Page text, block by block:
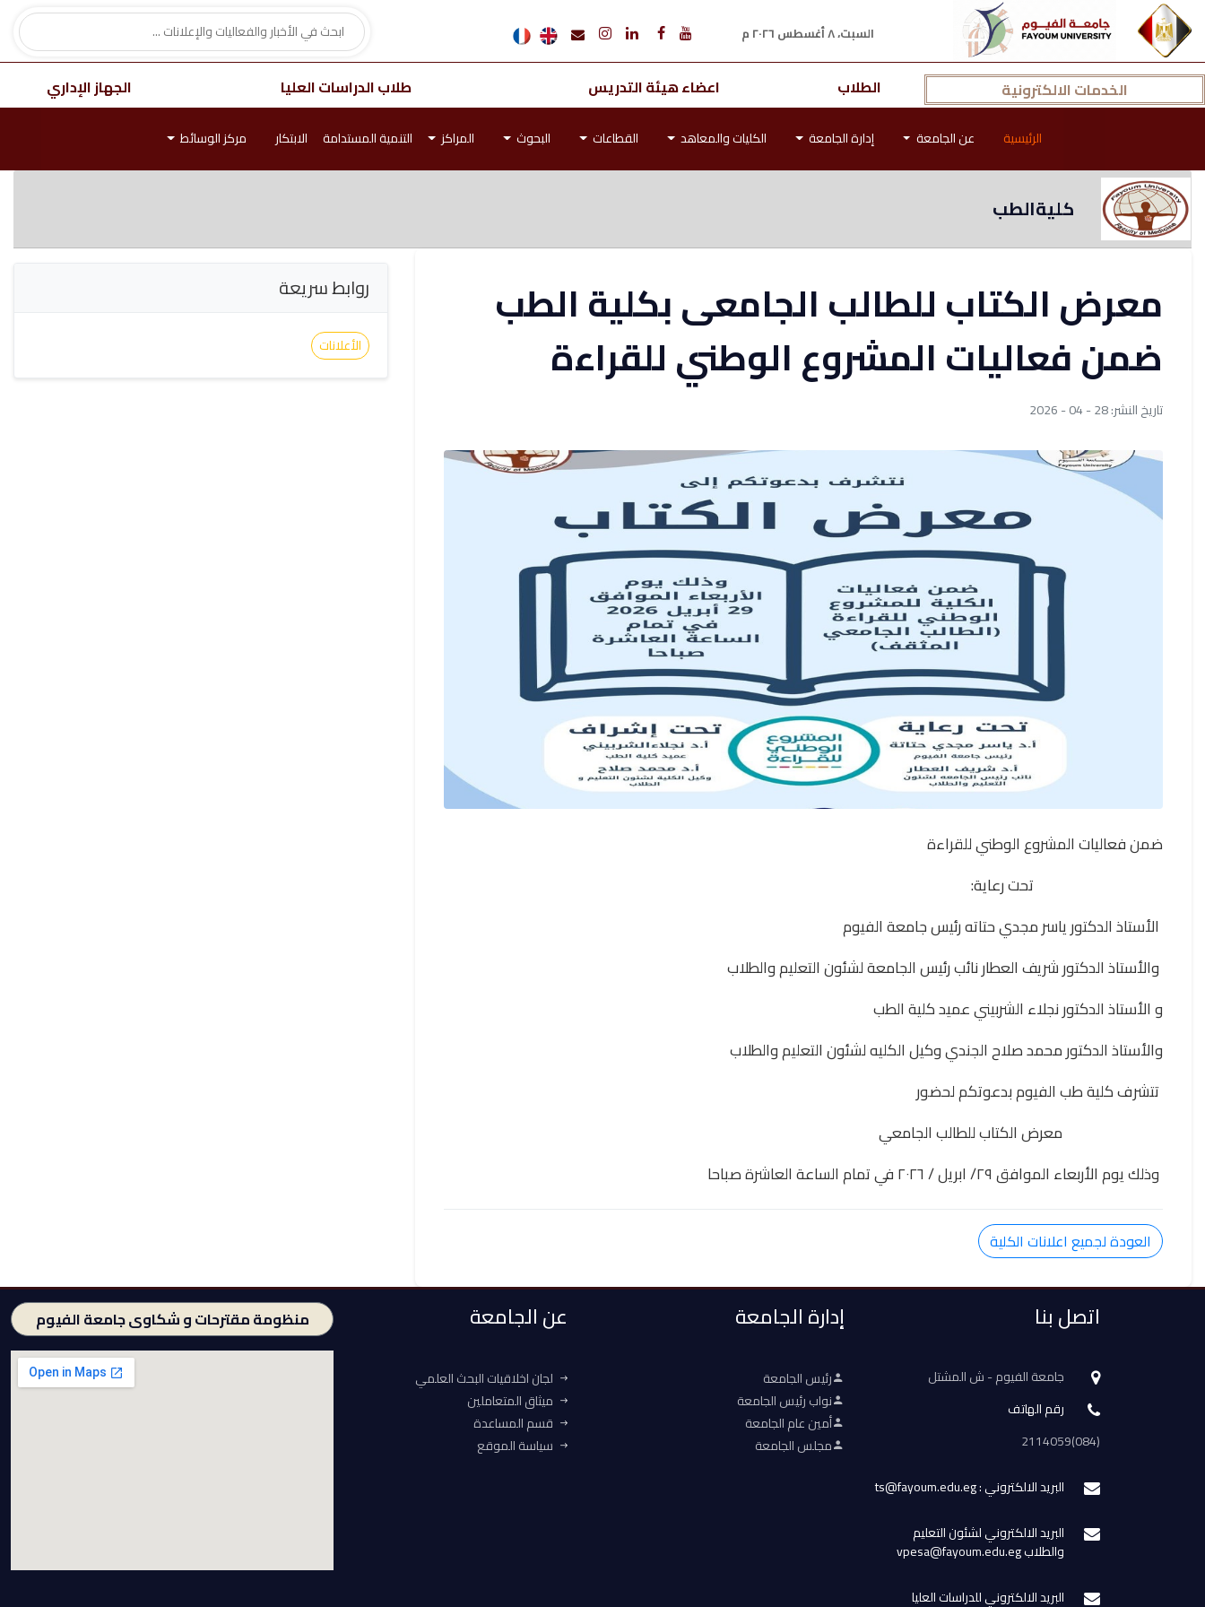
السبت، ٨ أغسطس ٢٠٢٦ م
الخدمات الالكترونية الطلاب اعضاء هيئة التدريس طلاب الدراسات العليا الجهاز الإداري
الرئيسية عن الجامعة إدارة الجامعة الكليات والمعاهد القطاعات البحوث المراكز التنمية المستدامة الابتكار مركز الوسائط
كليةالطب
معرض الكتاب للطالب الجامعى بكلية الطب
ضمن فعاليات المشروع الوطني للقراءة
تاريخ النشر: 28 - 04 - 2026
ضمن فعاليات المشروع الوطني للقراءة
تحت رعاية:
الأستاذ الدكتور ياسر مجدي حتاته رئيس جامعة الفيوم
والأستاذ الدكتور شريف العطار نائب رئيس الجامعة لشئون التعليم والطلاب
و الأستاذ الدكتور نجلاء الشربيني عميد كلية الطب
والأستاذ الدكتور محمد صلاح الجندي وكيل الكليه لشئون التعليم والطلاب
تتشرف كلية طب الفيوم بدعوتكم لحضور
معرض الكتاب للطالب الجامعي
وذلك يوم الأربعاء الموافق ٢٩/ ابريل / ٢٠٢٦ في تمام الساعة العاشرة صباحا
العودة لجميع اعلانات الكلية
روابط سريعة
الأعلانات
اتصل بنا
جامعة الفيوم - ش المشتل
رقم الهاتف
(084)2114059
البريد الالكتروني : ts@fayoum.edu.eg
البريد الالكتروني لشئون التعليم
والطلاب vpesa@fayoum.edu.eg
البريد الالكتروني للدراسات العليا
إدارة الجامعة
رئيس الجامعة
نواب رئيس الجامعة
أمين عام الجامعة
مجلس الجامعة
عن الجامعة
لجان اخلاقيات البحث العلمي
ميثاق المتعاملين
قسم المساعدة
سياسة الموقع
منظومة مقترحات و شكاوى جامعة الفيوم